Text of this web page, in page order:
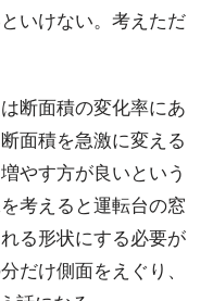
いけない。考えただ
断面積の変化率にあ
面積を急激に変える
やす方が良いという
考えると運転台の窓
る形状にする必要が
だけ側面をえぐり、